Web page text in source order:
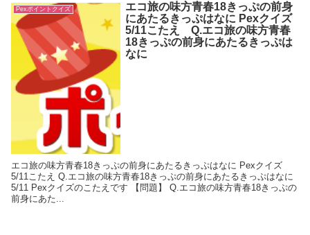
Pexポイントクイズ
エコ旅の味方青春18きっぷの前身
にあたるきっぷはなに Pexクイズ
5/11こたえ Q.エコ旅の味方青春
18きっぷの前身にあたるきっぷは
なに
エコ旅の味方青春18きっぷの前身にあたるきっぷはなに Pexクイズ
5/11こたえ Q.エコ旅の味方青春18きっぷの前身にあたるきっぷはなに
5/11 Pexクイズのこたえです 【問題】 Q.エコ旅の味方青春18きっぷの
前身にあた...